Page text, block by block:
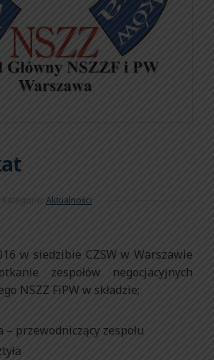
Kategorie: Aktualności
w siedzibie CZSW w Warszawie
zespołów negocjacyjnych
NSZZ FiPW w składzie;
– przewodniczący zespołu